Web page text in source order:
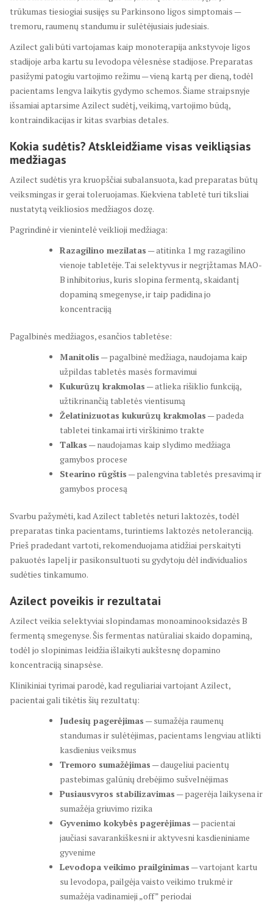
trūkumas tiesiogiai susijęs su Parkinsono ligos simptomais —
tremoru, raumenų standumu ir sulėtėjusiais judesiais.
Azilect gali būti vartojamas kaip monoterapija ankstyvoje ligos
stadijoje arba kartu su levodopa vėlesnėse stadijose. Preparatas
pasižymi patogiu vartojimo režimu — vieną kartą per dieną, todėl
pacientams lengva laikytis gydymo schemos. Šiame straipsnyje
išsamiai aptarsime Azilect sudėtį, veikimą, vartojimo būdą,
kontraindikacijas ir kitas svarbias detales.
Kokia sudėtis? Atskleidžiame visas veikliąsias
medžiagas
Azilect sudėtis yra kruopščiai subalansuota, kad preparatas būtų
veiksmingas ir gerai toleruojamas. Kiekviena tabletė turi tiksliai
nustatytą veikliosios medžiagos dozę.
Pagrindinė ir vienintelė veiklioji medžiaga:
Razagilino mezilatas — atitinka 1 mg razagilino
vienoje tabletėje. Tai selektyvus ir negrįžtamas MAO-
B inhibitorius, kuris slopina fermentą, skaidantį
dopaminą smegenyse, ir taip padidina jo
koncentraciją
Pagalbinės medžiagos, esančios tabletėse:
Manitolis — pagalbinė medžiaga, naudojama kaip
užpildas tabletės masės formavimui
Kukurūzų krakmolas — atlieka rišiklio funkciją,
užtikrinančią tabletės vientisumą
Želatinizuotas kukurūzų krakmolas — padeda
tabletei tinkamai irti virškinimo trakte
Talkas — naudojamas kaip slydimo medžiaga
gamybos procese
Stearino rūgštis — palengvina tabletės presavimą ir
gamybos procesą
Svarbu pažymėti, kad Azilect tabletės neturi laktozės, todėl
preparatas tinka pacientams, turintiems laktozės netoleranciją.
Prieš pradedant vartoti, rekomenduojama atidžiai perskaityti
pakuotės lapelį ir pasikonsultuoti su gydytoju dėl individualios
sudėties tinkamumo.
Azilect poveikis ir rezultatai
Azilect veikia selektyviai slopindamas monoaminooksidazės B
fermentą smegenyse. Šis fermentas natūraliai skaido dopaminą,
todėl jo slopinimas leidžia išlaikyti aukštesnę dopamino
koncentraciją sinapsėse.
Klinikiniai tyrimai parodė, kad reguliariai vartojant Azilect,
pacientai gali tikėtis šių rezultatų:
Judesių pagerėjimas — sumažėja raumenų
standumas ir sulėtėjimas, pacientams lengviau atlikti
kasdienius veiksmus
Tremoro sumažėjimas — daugeliui pacientų
pastebimas galūnių drebėjimo sušvelnėjimas
Pusiausvyros stabilizavimas — pagerėja laikysena ir
sumažėja griuvimo rizika
Gyvenimo kokybės pagerėjimas — pacientai
jaučiasi savarankiškesni ir aktyvesni kasdieniniame
gyvenime
Levodopa veikimo prailginimas — vartojant kartu
su levodopa, pailgėja vaisto veikimo trukmė ir
sumažėja vadinamieji „off” periodai